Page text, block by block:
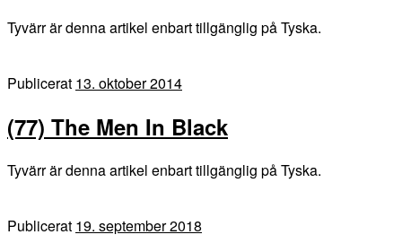
Tyvärr är denna artikel enbart tillgänglig på Tyska.
Publicerat 13. oktober 2014
(77) The Men In Black
Tyvärr är denna artikel enbart tillgänglig på Tyska.
Publicerat 19. september 2018